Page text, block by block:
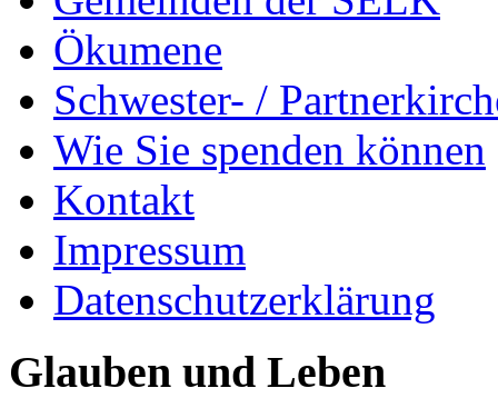
Ökumene
Schwester- /
Wie Sie spenden können
Kontakt
Impressum
Datenschutzerklärung
Glauben und Leben